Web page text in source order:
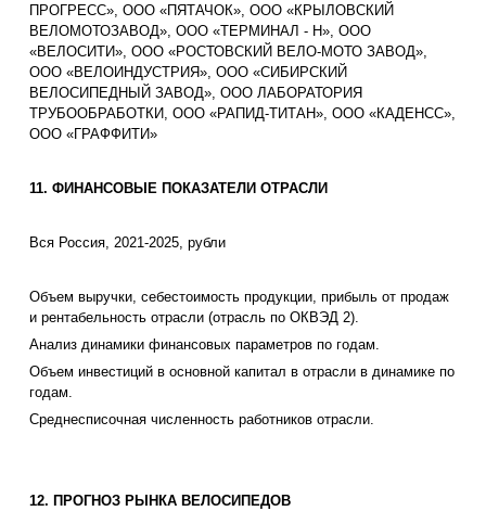
ПРОГРЕСС», ООО «ПЯТАЧОК», ООО «КРЫЛОВСКИЙ
ВЕЛОМОТОЗАВОД», ООО «ТЕРМИНАЛ - Н», ООО
«ВЕЛОСИТИ», ООО «РОСТОВСКИЙ ВЕЛО-МОТО ЗАВОД»,
ООО «ВЕЛОИНДУСТРИЯ», ООО «СИБИРСКИЙ
ВЕЛОСИПЕДНЫЙ ЗАВОД», ООО ЛАБОРАТОРИЯ
ТРУБООБРАБОТКИ, ООО «РАПИД-ТИТАН», ООО «КАДЕНСС»,
ООО «ГРАФФИТИ»
11. ФИНАНСОВЫЕ ПОКАЗАТЕЛИ ОТРАСЛИ
Вся Россия, 2021-2025, рубли
Объем выручки, себестоимость продукции, прибыль от продаж
и рентабельность отрасли (отрасль по ОКВЭД 2).
Анализ динамики финансовых параметров по годам.
Объем инвестиций в основной капитал в отрасли в динамике по
годам.
Среднесписочная численность работников отрасли.
12. ПРОГНОЗ РЫНКА ВЕЛОСИПЕДОВ